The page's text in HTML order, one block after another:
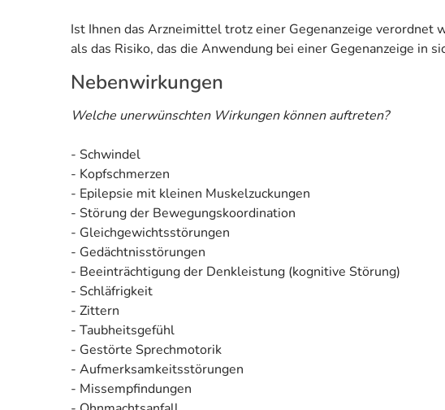
Ist Ihnen das Arzneimittel trotz einer Gegenanzeige verordnet
als das Risiko, das die Anwendung bei einer Gegenanzeige in
Nebenwirkungen
Welche unerwünschten Wirkungen können auftreten?
- Schwindel
- Kopfschmerzen
- Epilepsie mit kleinen Muskelzuckungen
- Störung der Bewegungskoordination
- Gleichgewichtsstörungen
- Gedächtnisstörungen
- Beeinträchtigung der Denkleistung (kognitive Störung)
- Schläfrigkeit
- Zittern
- Taubheitsgefühl
- Gestörte Sprechmotorik
- Aufmerksamkeitsstörungen
- Missempfindungen